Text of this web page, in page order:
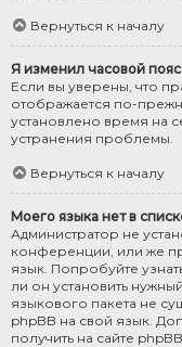
Вернуться к началу
Я изменил часовой
Если вы уверены, что
отображается по-
установлено время на
устранения проблемы.
Вернуться к началу
Моего языка нет в
Администратор не
конференции, или же
язык. Попробуйте
ли он установить
языкового пакета не
phpBB на свой язык.
получить на сайте phpBB